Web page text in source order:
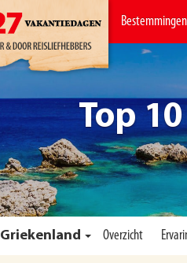
Bestemmingen
Top
Griekenland Overzicht